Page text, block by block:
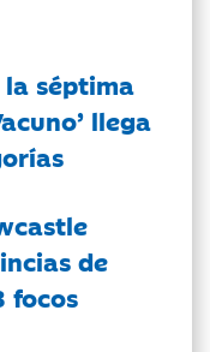
séptima
llega
de
focos